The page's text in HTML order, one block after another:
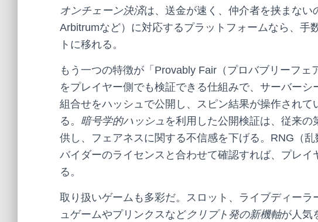
オンチェーン決済は、送金が速く、仲介者を挟まな
Arbitrumなど）に対応するプラットフォームなら、手
トに移れる。
もう一つの特徴が「Provably Fair（プロバブリーフ
をプレイヤー側でも検証できる仕組みで、サーバー
組合せをハッシュで公開し、スピン結果が操作されて
る。 暗号学的ハッシュ を利用した公開検証は、従来
供し、フェアネスに関する不信感を下げる。RNG（
バイダーのライセンスと合わせて確認すれば、プレイ
る。
取り扱いゲームも多彩だ。スロット、ライブディー
ュゲームやプリンクスなどクリプト発の新機軸が人気